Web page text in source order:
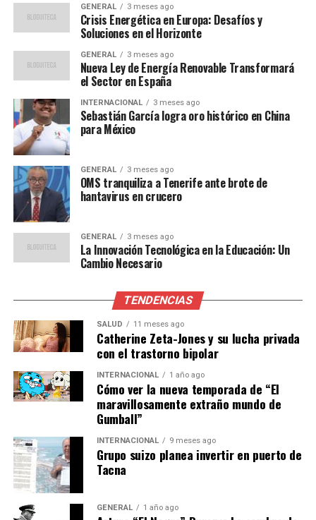
menos estelar que la de su rival, los Rojillos intentarán
mejorar su desempeño respecto a la temporada
anterior, donde quedaron al borde de las competiciones
europeas.
El entrenador Alessio Lisci y su equipo están decididos a
dar un golpe sobre la mesa y demostrar que pueden
competir al más alto nivel desde el inicio de la
temporada.
¿Cómo Seguir el Partido?
Para quienes no puedan asistir al estadio, seguir el
partido en línea es una opción viable. Diario AS USA
Latino proporcionará cobertura detallada y
actualizaciones en tiempo real desde el Santiago
conversación a través de comentarios en los artículos y
suscribirse a la newsletter gratuita para recibir alertas
Expectativas y Análisis
El enfrentamiento entre Real Madrid y Osasuna
promete ser emocionante, con ambos equipos ansiosos
por comenzar la temporada con una victoria. La
experiencia de Xabi Alonso como entrenador será
puesta a prueba, mientras que Lisci buscará capitalizar
GENERAL 3 meses ago
Crisis Energética en Europa: Desafíos y
Soluciones en el Horizonte
GENERAL 3 meses ago
Nueva Ley de Energía Renovable Transformará
el Sector en España
INTERNACIONAL 3 meses ago
Sebastián García logra oro histórico en China
para México
GENERAL 3 meses ago
OMS tranquiliza a Tenerife ante brote de
hantavirus en crucero
GENERAL 3 meses ago
La Innovación Tecnológica en la Educación: Un
Cambio Necesario
TENDENCIAS
SALUD 11 meses ago
Catherine Zeta-Jones y su lucha privada
con el trastorno bipolar
INTERNACIONAL 1 año ago
Cómo ver la nueva temporada de “El
maravillosamente extraño mundo de
Gumball”
INTERNACIONAL 9 meses ago
Grupo suizo planea invertir en puerto de
Tacna
GENERAL 1 año ago